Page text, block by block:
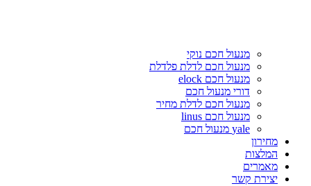
מנעול חכם נוקי
מנעול חכם לדלת פלדלת
מנעול חכם elock
דורי מנעול חכם
מנעול חכם לדלת מחיר
מנעול חכם linus
yale מנעול חכם
מחירון
המלצות
מאמרים
יצירת קשר